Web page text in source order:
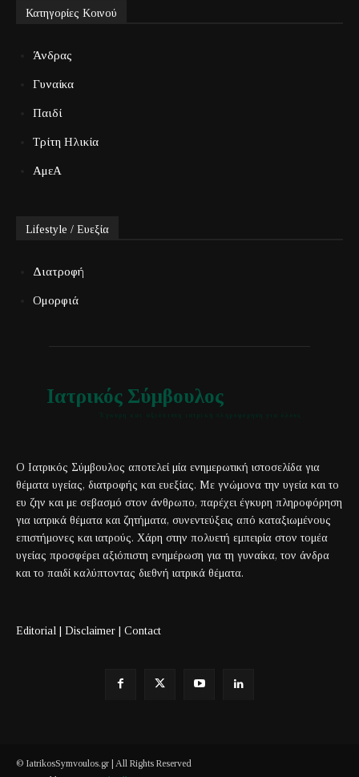
Κατηγορίες Κοινού
Άνδρας
Γυναίκα
Παιδί
Τρίτη Ηλικία
ΑμεΑ
Lifestyle / Ευεξία
Διατροφή
Ομορφιά
Ιατρικός Σύμβουλος
Ο Ιατρικός Σύμβουλος αποτελεί μία ενημερωτική ιστοσελίδα για
θέματα υγείας, διατροφής και ευεξίας. Με γνώμονα την υγεία και το
ευ ζην και με σεβασμό στον άνθρωπο, παρέχει έγκυρη πληροφόρηση
για ιατρικά θέματα και ζητήματα, συνεντεύξεις από καταξιωμένους
επιστήμονες και ιατρούς. Χάρη στην πολυετή εμπειρία στον τομέα
υγείας προσφέρει αξιόπιστη ενημέρωση για τη γυναίκα, τον άνδρα
και το παιδί καλύπτοντας διεθνή ιατρικά θέματα.
Editorial | Disclaimer | Contact
© IatrikosSymvoulos.gr | All Rights Reserved